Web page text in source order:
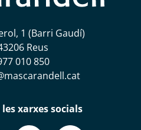
1 (Barri Gaudí)
Reus
010 850
xarxes socials